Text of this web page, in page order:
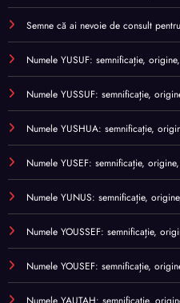
Semne că ai nevoie de consult
Numele YUSUF: semnificație,
Numele YUSSUF: semnificație,
Numele YUSHUA: semnificație,
Numele YUSEF: semnificație,
Numele YUNUS: semnificație,
Numele YOUSSEF: semnificație,
Numele YOUSEF: semnificație,